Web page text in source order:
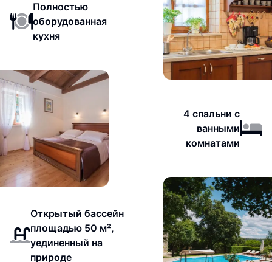
Полностью
оборудованная
кухня
4 спальни с
ванными
комнатами
Открытый бассейн
площадью 50 м²,
уединенный на
природе